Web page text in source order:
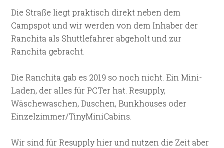
Die Straße liegt praktisch direkt neben dem
Campspot und wir werden von dem Inhaber der
Ranchita als Shuttlefahrer abgeholt und zur
Ranchita gebracht.
Die Ranchita gab es 2019 so noch nicht. Ein Mini-
Laden, der alles für PCTer hat. Resupply,
Wäschewaschen, Duschen, Bunkhouses oder
Einzelzimmer/TinyMiniCabins.
Wir sind für Resupply hier und nutzen die Zeit aber